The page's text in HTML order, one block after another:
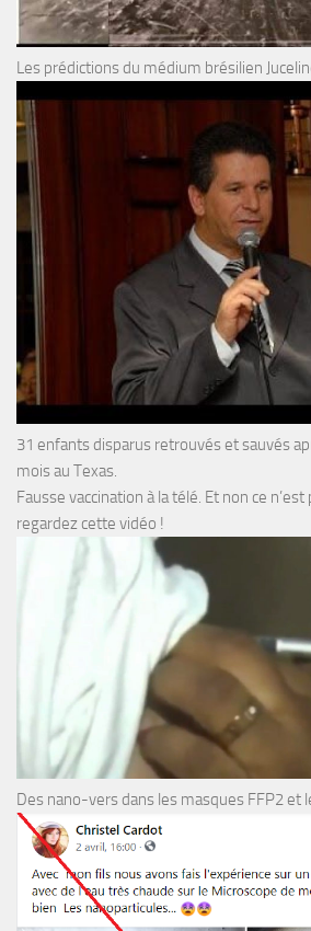
Les prédictions du médium brésilien
31 enfants disparus retrouvés et sauvés
mois au Texas.
Fausse vaccination à la télé. Et non ce
regardez cette vidéo !
Des nano-vers dans les masques FFP2 et